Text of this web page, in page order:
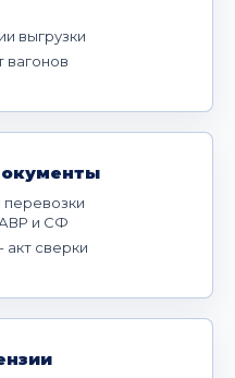
выгрузки
вагонов
перевозки
и СФ
акт сверки